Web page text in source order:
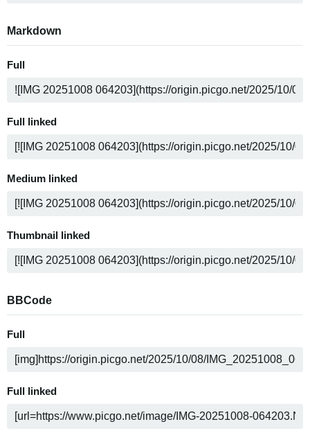
Markdown
Full
Full linked
Medium linked
Thumbnail linked
BBCode
Full
Full linked